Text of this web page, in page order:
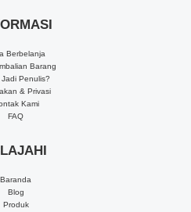
Berbelanja
Barang
Jadi Penulis?
& Privasi
Kami
FAQ
Baranda
Blog
Produk